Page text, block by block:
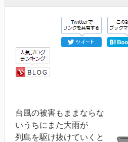
台風の被害もままならな
いうちにまた大雨が
列島を駆け抜けていくと